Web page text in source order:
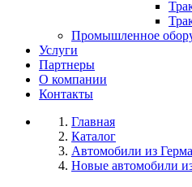
Промышленное
Услуги
Партнеры
О компании
Контакты
Главная
Каталог
Автомобили из
Новые автомобили